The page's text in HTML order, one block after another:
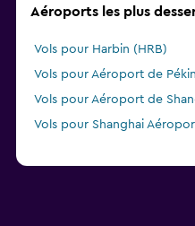
Aéroports les plus
Vols pour Harbin (HRB)
Vols pour Aéroport de
Vols pour Aéroport de
Vols pour Shanghai